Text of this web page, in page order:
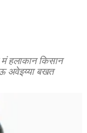
हलाकान किसान
अवेइय्या बखत